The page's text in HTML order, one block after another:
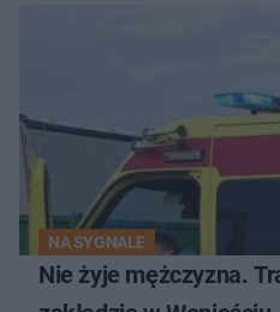
NA SYGNALE
Nie żyje mężczyzna.